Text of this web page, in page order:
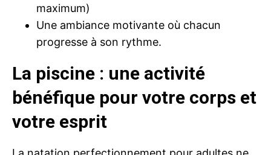
maximum)
Une ambiance motivante où chacun
progresse à son rythme.
La piscine : une activité
bénéfique pour votre corps et
votre esprit